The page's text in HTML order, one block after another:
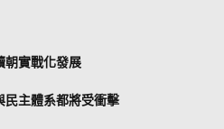
實戰化發展
主體系都將受衝擊